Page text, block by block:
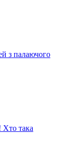
з палаючого
Хто така